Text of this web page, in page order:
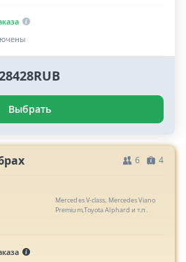
Выбрать
6 4
Mercedes V-class, Mercedes Viano
Premium,Toyota Alphard и т.п.